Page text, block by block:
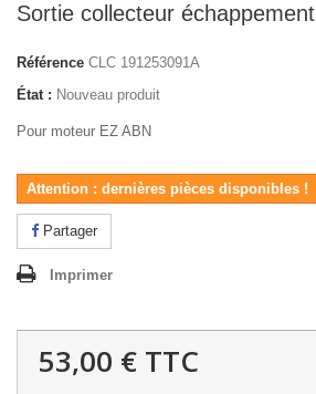
Sortie collecteur échappement
Référence CLC 191253091A
État : Nouveau produit
Pour moteur EZ ABN
Attention : dernières pièces disponibles !
Partager
Imprimer
53,00 € TTC